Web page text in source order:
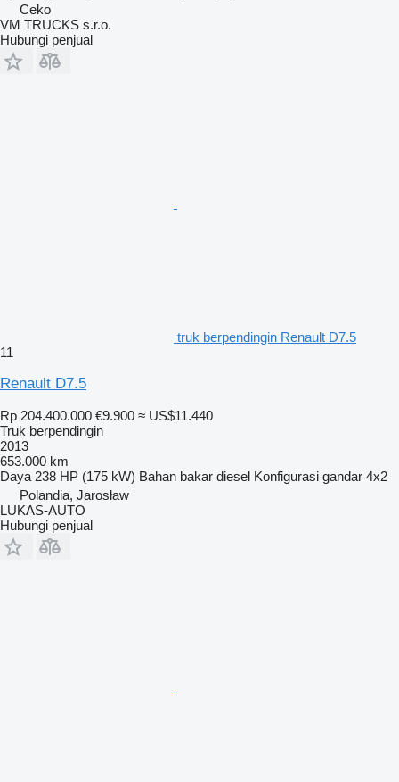
Ceko
VM TRUCKS s.r.o.
Hubungi penjual
truk berpendingin Renault D7.5
11
Renault D7.5
Rp 204.400.000 €9.900 ≈ US$11.440
Truk berpendingin
2013
653.000 km
Daya 238 HP (175 kW) Bahan bakar diesel Konfigurasi gandar 4x2
Polandia, Jarosław
LUKAS-AUTO
Hubungi penjual